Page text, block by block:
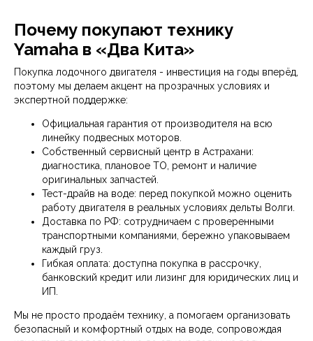
Почему покупают технику
Yamaha в «Два Кита»
Покупка лодочного двигателя - инвестиция на годы вперёд,
поэтому мы делаем акцент на прозрачных условиях и
экспертной поддержке:
Официальная гарантия от производителя на всю
линейку подвесных моторов.
Собственный сервисный центр в Астрахани:
диагностика, плановое ТО, ремонт и наличие
оригинальных запчастей.
Тест-драйв на воде: перед покупкой можно оценить
работу двигателя в реальных условиях дельты Волги.
Доставка по РФ: сотрудничаем с проверенными
транспортными компаниями, бережно упаковываем
каждый груз.
Гибкая оплата: доступна покупка в рассрочку,
банковский кредит или лизинг для юридических лиц и
ИП.
Мы не просто продаём технику, а помогаем организовать
безопасный и комфортный отдых на воде, сопровождая
Оставьте заявку и наш
сотрудник ответит на все
вопросы
Я соглашаюсь с политикой
конфиденциальности
Консультация
Адрес:г. Астрахань, ул.
Адмирала Нахимова 80 "в"
В воскресенье магазин